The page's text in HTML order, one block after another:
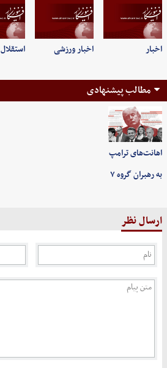
اخبار اخبار ورزشی استقلال
مطالب پیشنهادی
اهانت‌های ترامپ
به رهبران گروه ۷
ارسال نظر